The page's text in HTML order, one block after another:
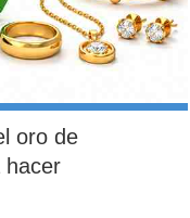
oro de
hacer